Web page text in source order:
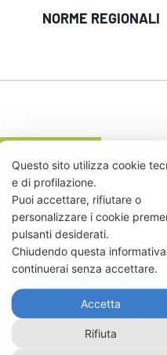
NORME REGIONALI
Questo sito utilizza cookie
e di profilazione.
Puoi accettare, rifiutare o
personalizzare i cookie
pulsanti desiderati.
Chiudendo questa informativa
continuerai senza accettare.
Accetta
Rifiuta